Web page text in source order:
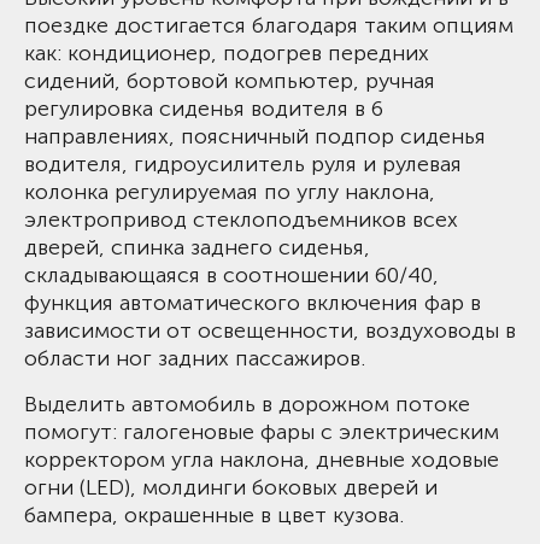
поездке достигается благодаря таким опциям
как: кондиционер, подогрев передних
сидений, бортовой компьютер, ручная
регулировка сиденья водителя в 6
направлениях, поясничный подпор сиденья
водителя, гидроусилитель руля и рулевая
колонка регулируемая по углу наклона,
электропривод стеклоподъемников всех
дверей, спинка заднего сиденья,
складывающаяся в соотношении 60/40,
функция автоматического включения фар в
зависимости от освещенности, воздуховоды в
области ног задних пассажиров.
Выделить автомобиль в дорожном потоке
помогут: галогеновые фары с электрическим
корректором угла наклона, дневные ходовые
огни (LED), молдинги боковых дверей и
бампера, окрашенные в цвет кузова.